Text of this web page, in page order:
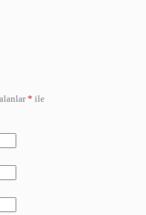
* ile